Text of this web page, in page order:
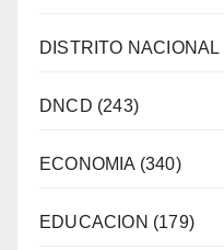
DISTRITO NACIONAL
DNCD (243)
ECONOMIA (340)
EDUCACION (179)